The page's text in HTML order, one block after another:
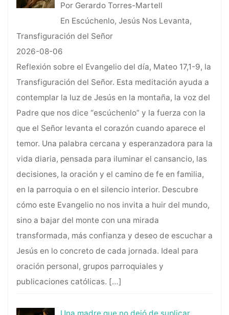
Por Gerardo Torres-Martell
En Escúchenlo, Jesús Nos Levanta,
Transfiguración del Señor
2026-08-06
Reflexión sobre el Evangelio del día, Mateo 17,1-9, la
Transfiguración del Señor. Esta meditación ayuda a
contemplar la luz de Jesús en la montaña, la voz del
Padre que nos dice “escúchenlo” y la fuerza con la
que el Señor levanta el corazón cuando aparece el
temor. Una palabra cercana y esperanzadora para la
vida diaria, pensada para iluminar el cansancio, las
decisiones, la oración y el camino de fe en familia,
en la parroquia o en el silencio interior. Descubre
cómo este Evangelio no nos invita a huir del mundo,
sino a bajar del monte con una mirada
transformada, más confianza y deseo de escuchar a
Jesús en lo concreto de cada jornada. Ideal para
oración personal, grupos parroquiales y
publicaciones católicas. […]